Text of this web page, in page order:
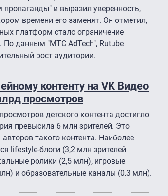
пропаганды" и выразил уверенность,
времени его заменят. Он отметил,
платформ стало ограничение
По данным "МТС AdTech", Rutube
рост аудитории.
контенту на VK Видео
просмотров
детского контента достигло
превысила 6 млн зрителей. Это
такого контента. Наиболее
lifestyle-блоги (3,2 млн зрителей
ролики (2,5 млн), игровые
и образовательные каналы (0,3 млн).